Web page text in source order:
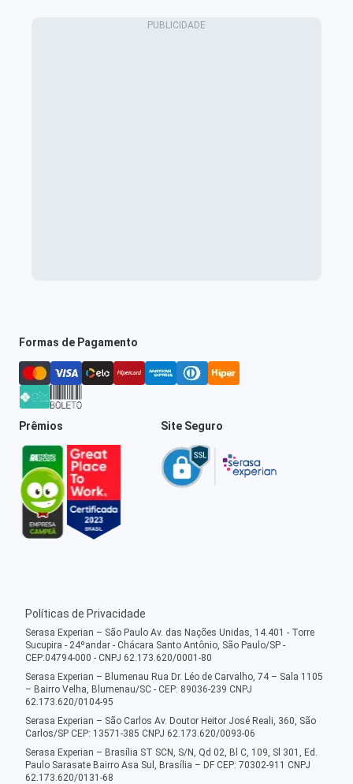
Formas de Pagamento
Prêmios Site Seguro
Políticas de Privacidade
Serasa Experian – São Paulo Av. das Nações Unidas, 14.401 - Torre
Sucupira - 24ºandar - Chácara Santo Antônio, São Paulo/SP -
CEP:04794-000 - CNPJ 62.173.620/0001-80
Serasa Experian – Blumenau Rua Dr. Léo de Carvalho, 74 – Sala 1105
– Bairro Velha, Blumenau/SC - CEP: 89036-239 CNPJ
62.173.620/0104-95
Serasa Experian – São Carlos Av. Doutor Heitor José Reali, 360, São
Carlos/SP CEP: 13571-385 CNPJ 62.173.620/0093-06
Serasa Experian – Brasília ST SCN, S/N, Qd 02, Bl C, 109, Sl 301, Ed.
Paulo Sarasate Bairro Asa Sul, Brasília – DF CEP: 70302-911 CNPJ
62.173.620/0131-68